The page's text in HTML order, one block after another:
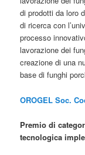
di prodotti da loro
di ricerca con
processo
lavorazione dei
creazione di una
base di funghi
OROGEL Soc.
Premio di
tecnologica